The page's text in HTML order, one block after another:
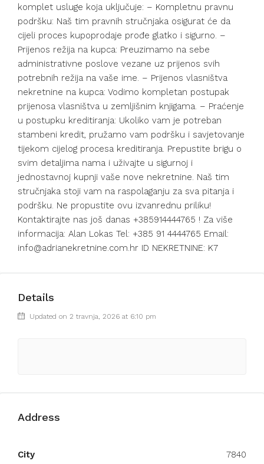
komplet usluge koja uključuje: – Kompletnu pravnu
podršku: Naš tim pravnih stručnjaka osigurat će da
cijeli proces kupoprodaje prođe glatko i sigurno. –
Prijenos režija na kupca: Preuzimamo na sebe
administrativne poslove vezane uz prijenos svih
potrebnih režija na vaše ime. – Prijenos vlasništva
nekretnine na kupca: Vodimo kompletan postupak
prijenosa vlasništva u zemljišnim knjigama. – Praćenje
u postupku kreditiranja: Ukoliko vam je potreban
stambeni kredit, pružamo vam podršku i savjetovanje
tijekom cijelog procesa kreditiranja. Prepustite brigu o
svim detaljima nama i uživajte u sigurnoj i
jednostavnoj kupnji vaše nove nekretnine. Naš tim
stručnjaka stoji vam na raspolaganju za sva pitanja i
podršku. Ne propustite ovu izvanrednu priliku!
Kontaktirajte nas još danas +385914444765 ! Za više
informacija: Alan Lokas Tel: +385 91 4444765 Email:
info@adrianekretnine.com.hr ID NEKRETNINE: K7
Details
Updated on 2 travnja, 2026 at 6:10 pm
Address
City 7840